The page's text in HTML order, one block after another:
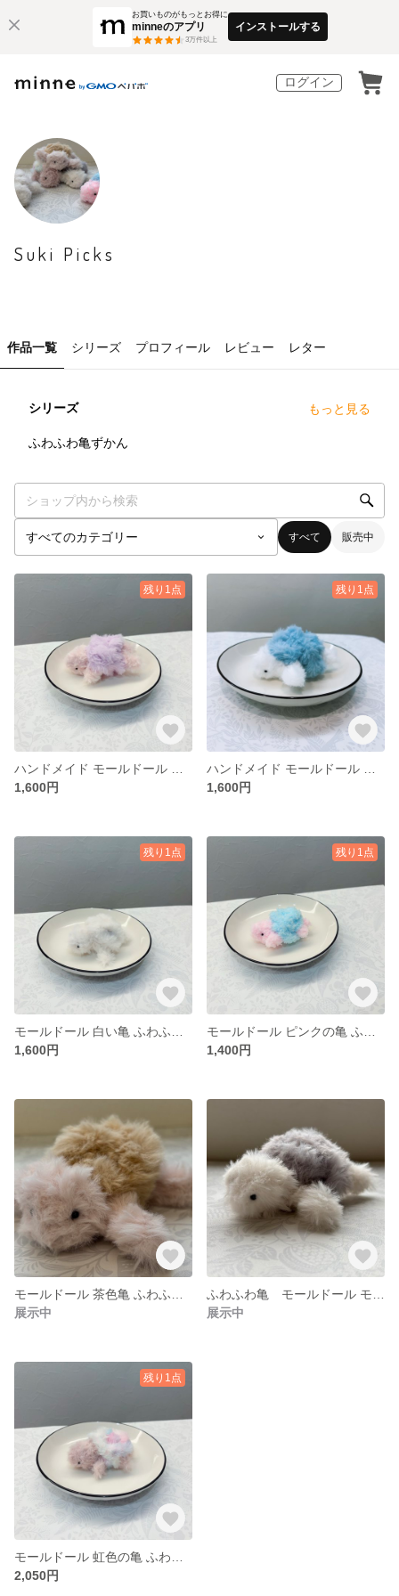
お買いものがもっとお得に
minneのアプリ
3万件以上
インストールする
ログイン
Suki Picks
作品一覧 シリーズ プロフィール レビュー レター
シリーズ もっと見る
ふわふわ亀ずかん
すべて 販売中
残り1点
1,600円
残り1点
1,600円
残り1点
1,600円
残り1点
1,400円
展示中
展示中
残り1点
2,050円